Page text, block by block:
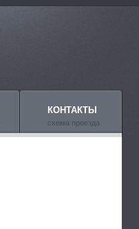
КОНТАКТЫ
схема проезда